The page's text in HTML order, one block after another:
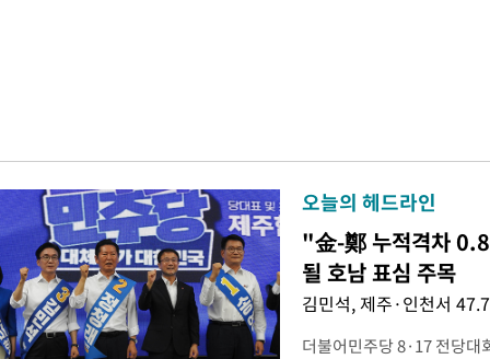
오늘의 헤드라인
"金-鄭 누적격차
될 호남 표심 주목
김민석, 제주·인천서
더불어민주당 8·17 전당대